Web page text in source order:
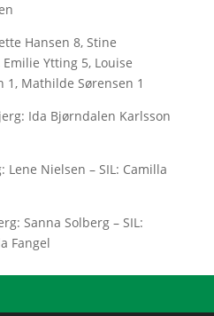
Hansen 8, Stine
Ytting 5, Louise
1, Mathilde Sørensen 1
Ida Bjørndalen Karlsson
Lene Nielsen – SIL: Camilla
Sanna Solberg – SIL:
Fangel